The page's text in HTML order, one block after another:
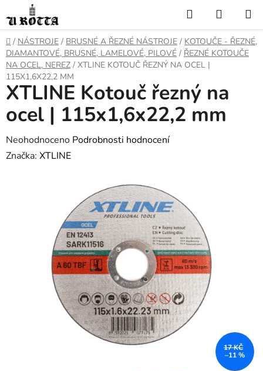
na
obsah
Hledat
KOŠÍK
DOMŮ
/ NÁSTROJE / BRUSNÉ A ŘEZNÉ NÁSTROJE / KOTOUČE - ŘEZNÉ,
DIAMANTOVÉ, BRUSNÉ, LAMELOVÉ, PILOVÉ / ŘEZNÉ KOTOUČE
NA OCEL, NEREZ / XTLINE KOTOUČ ŘEZNÝ NA OCEL |
115X1,6X22,2 MM
XTLINE Kotouč řezný na
ocel | 115x1,6x22,2 mm
Průměrné
hodnocení
Neohodnoceno Podrobnosti hodnocení
Značka: XTLINE
17 KČ
–11 %